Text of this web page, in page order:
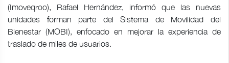
(Imoveqroo), Rafael Hernández, informó que las nuevas
unidades forman parte del Sistema de Movilidad del
Bienestar (MOBI), enfocado en mejorar la experiencia de
traslado de miles de usuarios.